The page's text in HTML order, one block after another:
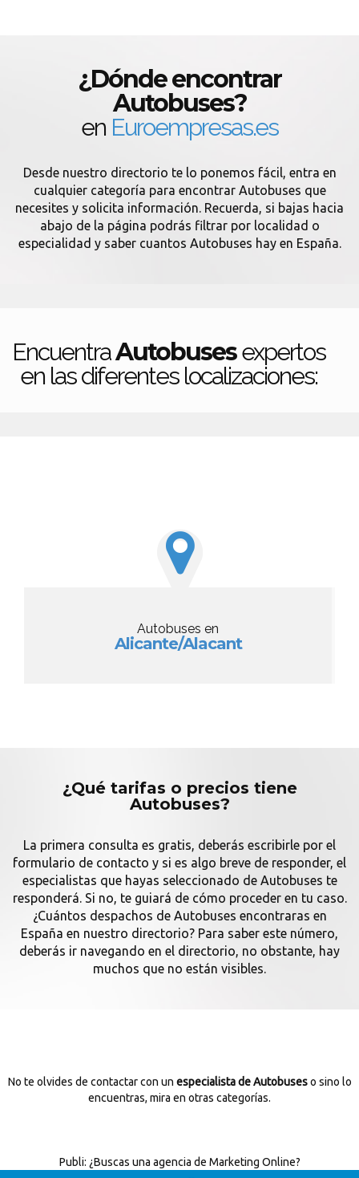
¿Dónde encontrar
Autobuses?
en Euroempresas.es
Desde nuestro directorio te lo ponemos fácil, entra en
cualquier categoría para encontrar Autobuses que
necesites y solicita información. Recuerda, si bajas hacia
abajo de la página podrás filtrar por localidad o
especialidad y saber cuantos Autobuses hay en España.
EncuentraAutobusesexpertos
en las diferentes localizaciones:
Autobuses en
Alicante/Alacant
¿Qué tarifas o precios tiene
Autobuses?
La primera consulta es gratis, deberás escribirle por el
formulario de contacto y si es algo breve de responder, el
especialistas que hayas seleccionado de Autobuses te
responderá. Si no, te guiará de cómo proceder en tu caso.
¿Cuántos despachos de Autobuses encontraras en
España en nuestro directorio? Para saber este número,
deberás ir navegando en el directorio, no obstante, hay
muchos que no están visibles.
No te olvides de contactar con un especialista de Autobuseso sino lo
encuentras, mira en otras categorías.
Publi: ¿Buscas una agencia de Marketing Online?